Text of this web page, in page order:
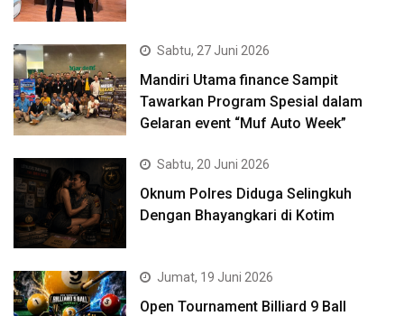
Sabtu, 27 Juni 2026
Mandiri Utama finance Sampit
Tawarkan Program Spesial dalam
Gelaran event “Muf Auto Week”
Sabtu, 20 Juni 2026
Oknum Polres Diduga Selingkuh
Dengan Bhayangkari di Kotim
Jumat, 19 Juni 2026
Open Tournament Billiard 9 Ball